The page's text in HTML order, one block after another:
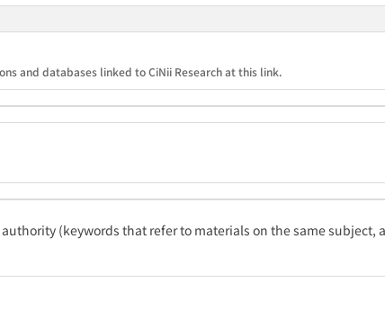
and databases linked to CiNii Research at this link.
(keywords that refer to materials on the same subject,